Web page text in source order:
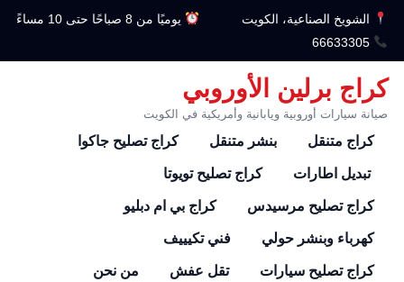
الشويخ الصناعية، الكويت
يوميًا من 8 صباحًا حتى 10 مساءً
66633305
كراج برلين الأوروبي
صيانة سيارات أوروبية ويابانية وأمريكية في الكويت
كراج متنقل بنشر متنقل كراج تصليح جاكوا
تبديل اطارات كراج تصليح تويوتا
كراج تصليح مرسيدس كراج بي ام دبليو
كهرباء وبنشر حولي فني تكيييف
كراج تصليح سيارات تقل عفش من نحن